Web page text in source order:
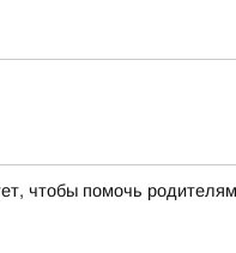
чтобы помочь